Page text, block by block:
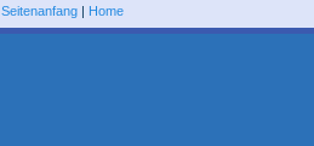
Seitenanfang | Home